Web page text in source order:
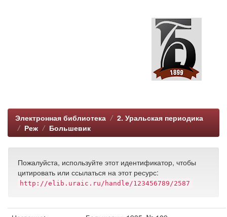
Электронная библиотека
2. Уральская периодика
Реж
Большевик
Пожалуйста, используйте этот идентификатор, чтобы
цитировать или ссылаться на этот ресурс:
http://elib.uraic.ru/handle/123456789/2587